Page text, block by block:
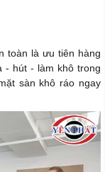
toàn là ưu tiên hàng
- hút - làm khô trong
sàn khô ráo ngay